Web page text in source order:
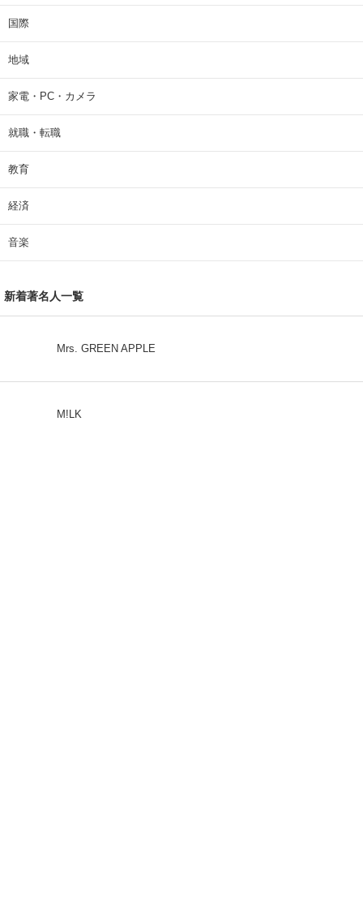
国際
地域
家電・PC・カメラ
就職・転職
教育
経済
音楽
新着著名人一覧
Mrs. GREEN APPLE
M!LK